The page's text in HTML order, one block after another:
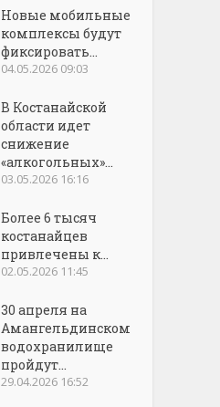
Новые мобильные
комплексы будут
фиксировать...
04.05.2026 09:03
В Костанайской
области идет
снижение
«алкогольных»...
03.05.2026 16:16
Более 6 тысяч
костанайцев
привлечены к...
02.05.2026 11:45
30 апреля на
Амангельдинском
водохранилище
пройдут...
29.04.2026 16:52